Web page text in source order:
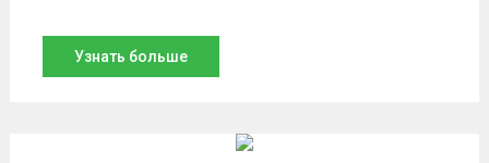
Узнать больше